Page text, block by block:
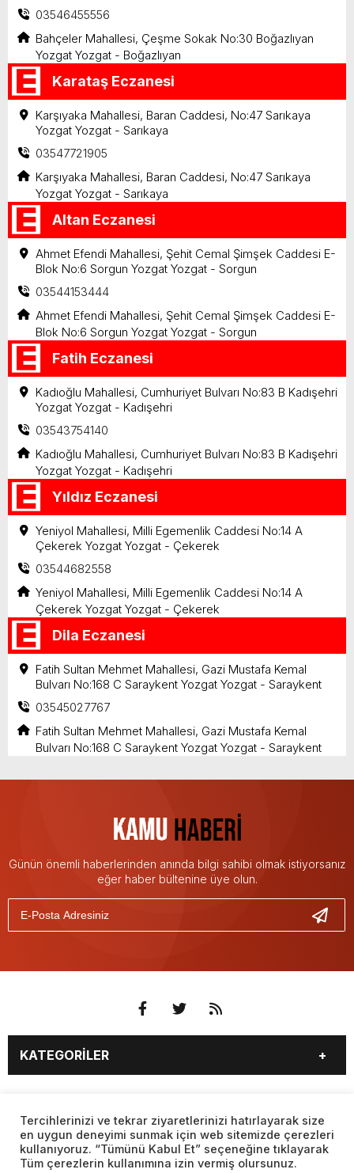
03546455556
Bahçeler Mahallesi, Çeşme Sokak No:30 Boğazlıyan
Yozgat Yozgat - Boğazlıyan
Karataş Eczanesi
Karşıyaka Mahallesi, Baran Caddesi, No:47 Sarıkaya
Yozgat Yozgat - Sarıkaya
03547721905
Karşıyaka Mahallesi, Baran Caddesi, No:47 Sarıkaya
Yozgat Yozgat - Sarıkaya
Altan Eczanesi
Ahmet Efendi Mahallesi, Şehit Cemal Şimşek Caddesi E-
Blok No:6 Sorgun Yozgat Yozgat - Sorgun
03544153444
Ahmet Efendi Mahallesi, Şehit Cemal Şimşek Caddesi E-
Blok No:6 Sorgun Yozgat Yozgat - Sorgun
Fatih Eczanesi
Kadıoğlu Mahallesi, Cumhuriyet Bulvarı No:83 B Kadışehri
Yozgat Yozgat - Kadışehri
03543754140
Kadıoğlu Mahallesi, Cumhuriyet Bulvarı No:83 B Kadışehri
Yozgat Yozgat - Kadışehri
Yıldız Eczanesi
Yeniyol Mahallesi, Milli Egemenlik Caddesi No:14 A
Çekerek Yozgat Yozgat - Çekerek
03544682558
Yeniyol Mahallesi, Milli Egemenlik Caddesi No:14 A
Çekerek Yozgat Yozgat - Çekerek
Dila Eczanesi
Fatih Sultan Mehmet Mahallesi, Gazi Mustafa Kemal
Bulvarı No:168 C Saraykent Yozgat Yozgat - Saraykent
03545027767
Fatih Sultan Mehmet Mahallesi, Gazi Mustafa Kemal
Bulvarı No:168 C Saraykent Yozgat Yozgat - Saraykent
Günün önemli haberlerinden anında bilgi sahibi olmak istiyorsanız
eğer haber bültenine üye olun.
KATEGORİLER
EĞİTİM
SAĞLIK
YAŞAM
SPOR
MAGAZİN
KÜLTÜR SANAT
SAYFALAR
BURÇLAR
CANLI BORSA
Tercihlerinizi ve tekrar ziyaretlerinizi hatırlayarak size
en uygun deneyimi sunmak için web sitemizde çerezleri
kullanıyoruz. “Tümünü Kabul Et” seçeneğine tıklayarak
Tüm çerezlerin kullanımına izin vermiş olursunuz.